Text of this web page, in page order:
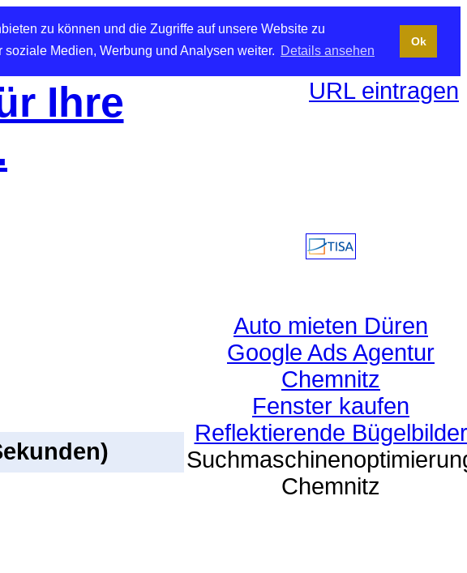
zu können und die Zugriffe auf unsere Website zu
Medien, Werbung und Analysen weiter. Details ansehen
Ok
Ihre
URL eintragen
Auto mieten Düren
Google Ads Agentur
Chemnitz
Fenster kaufen
Reflektierende Bügelbilder
Chemnitz